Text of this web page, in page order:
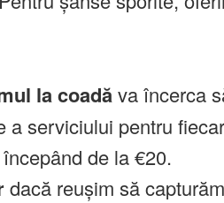
la coadăva încerca
serviciului pentru
de la €20.
dacă reușim să